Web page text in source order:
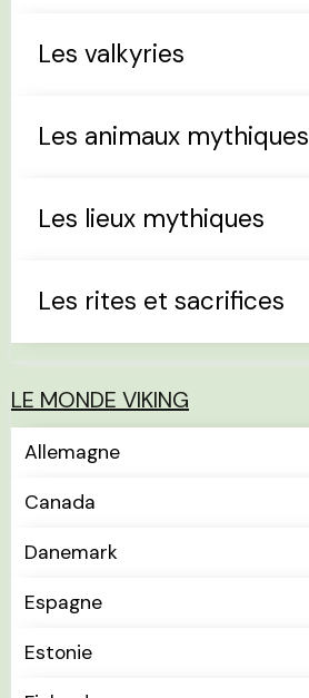
Les valkyries
Les animaux mythiques
Les lieux mythiques
Les rites et sacrifices
LE MONDE VIKING
Allemagne
Canada
Danemark
Espagne
Estonie